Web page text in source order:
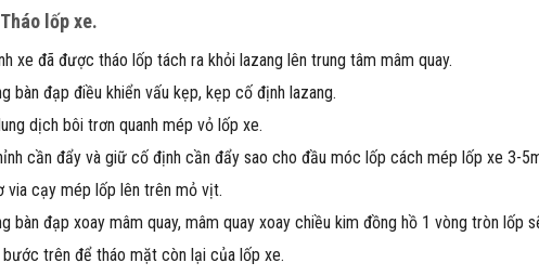
Tháo lốp xe.
xe đã được tháo lốp tách ra khỏi lazang lên trung tâm mâm quay.
bàn đạp điều khiển vấu kẹp, kẹp cố định lazang.
dịch bôi trơn quanh mép vỏ lốp xe.
cần đẩy và giữ cố định cần đẩy sao cho đầu móc lốp cách mép lốp xe 3-
via cạy mép lốp lên trên mỏ vịt.
bàn đạp xoay mâm quay, mâm quay xoay chiều kim đồng hồ 1 vòng tròn lốp
trên để tháo mặt còn lại của lốp xe.